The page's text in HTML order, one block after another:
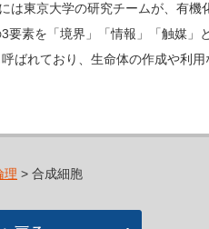
は東京大学の研究チームが、有機
素を「境界」「情報」「触媒」
呼ばれており、生命体の作成や利
理 > 合成細胞